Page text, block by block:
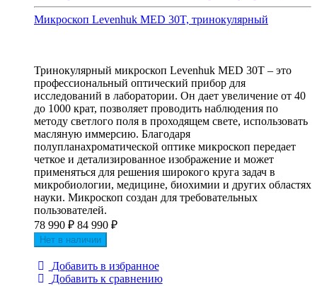
Микроскоп Levenhuk MED 30T, тринокулярный
Тринокулярный микроскоп Levenhuk MED 30T – это
профессиональный оптический прибор для
исследований в лаборатории. Он дает увеличение от 40
до 1000 крат, позволяет проводить наблюдения по
методу светлого поля в проходящем свете, использовать
масляную иммерсию. Благодаря
полупланахроматической оптике микроскоп передает
четкое и детализированное изображение и может
применяться для решения широкого круга задач в
микробиологии, медицине, биохимии и других областях
науки. Микроскоп создан для требовательных
пользователей.
78 990 ₽ 84 990 ₽
Нет в наличии
Добавить в избранное
Добавить к сравнению